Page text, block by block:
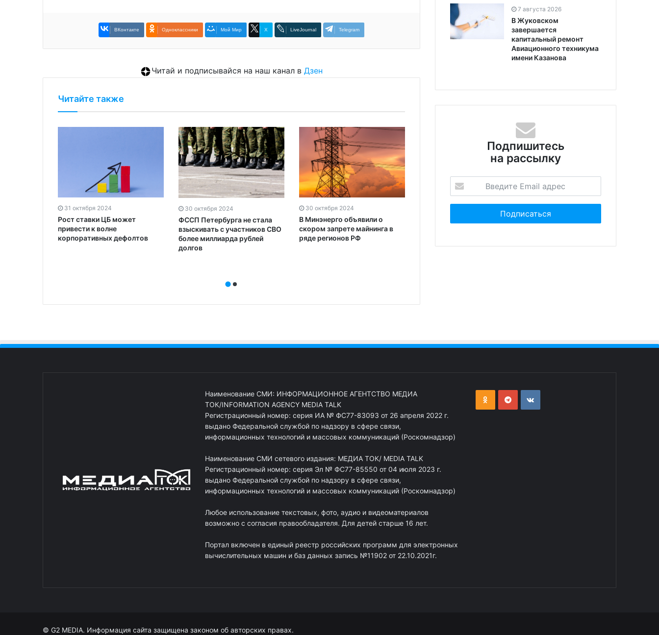
ВКонтакте Одноклассники Мой Мир X LiveJournal Telegram
Читай и подписывайся на наш канал в Дзен
Читайте также
31 октября 2024
Рост ставки ЦБ может
привести к волне
корпоративных дефолтов
30 октября 2024
ФССП Петербурга не стала
взыскивать с участников СВО
более миллиарда рублей
долгов
30 октября 2024
В Минэнерго объявили о
скором запрете майнинга в
ряде регионов РФ
Аргентина из-за экономии
В Омске с 2025 года будет
7 августа 2026
В Жуковском
завершается
капитальный ремонт
Авиационного техникума
имени Казанова
Подпишитесь
на рассылку
Наименование СМИ: ИНФОРМАЦИОННОЕ АГЕНТСТВО МЕДИА
ТОК/INFORMATION AGENCY MEDIA TALK
Регистрационный номер: серия ИА № ФС77-83093 от 26 апреля 2022 г.
выдано Федеральной службой по надзору в сфере связи,
информационных технологий и массовых коммуникаций (Роскомнадзор)
Наименование СМИ сетевого издания: МЕДИА ТОК/ MEDIA TALK
Регистрационный номер: серия Эл № ФС77-85550 от 04 июля 2023 г.
выдано Федеральной службой по надзору в сфере связи,
информационных технологий и массовых коммуникаций (Роскомнадзор)
Любое использование текстовых, фото, аудио и видеоматериалов
возможно с согласия правообладателя. Для детей старше 16 лет.
Портал включен в единый реестр российских программ для электронных
вычислительных машин и баз данных запись №11902 от 22.10.2021г.
© G2 MEDIA. Информация сайта защищена законом об авторских правах.